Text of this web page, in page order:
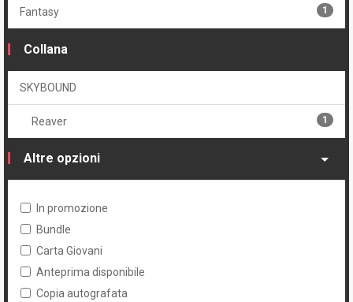
Fantasy 1
Collana
SKYBOUND
Reaver 1
Altre opzioni
In promozione
Bundle
Carta Giovani
Anteprima disponibile
Copia autografata